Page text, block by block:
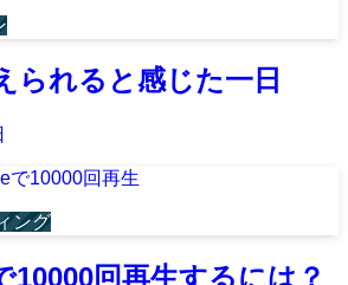
られると感じた一日
ング
10000回再生するには？